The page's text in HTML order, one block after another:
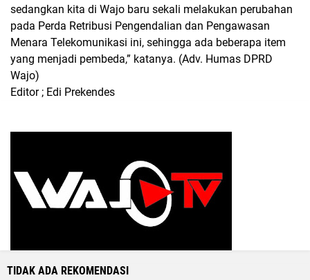
sedangkan kita di Wajo baru sekali melakukan perubahan
pada Perda Retribusi Pengendalian dan Pengawasan
Menara Telekomunikasi ini, sehingga ada beberapa item
yang menjadi pembeda,” katanya. (Adv. Humas DPRD
Wajo)
Editor ; Edi Prekendes
TIDAK ADA REKOMENDASI